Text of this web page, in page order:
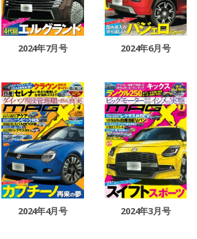
2024年7月号 2024年6月号
2024年4月号 2024年3月号